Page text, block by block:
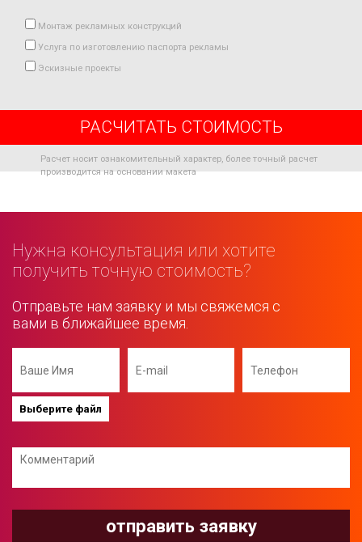
Монтаж рекламных конструкций
Услуга по изготовлению паспорта рекламы
Эскизные проекты
РАСЧИТАТЬ СТОИМОСТЬ
Расчет носит ознакомительный характер, более точный расчет
производится на основании макета
Нужна консультация или хотите
получить точную стоимость?
Отправьте нам заявку и мы свяжемся с
вами в ближайшее время.